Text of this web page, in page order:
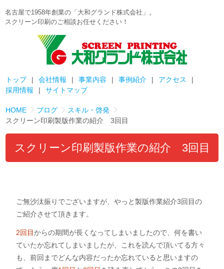
名古屋で1958年創業の「大和グランド株式会社」。
スクリーン印刷のご相談お任せください！
トップ 会社情報 事業内容 事例紹介
アクセス
採用情報
サイトマップ
HOME ブログ
スキル・啓発
スクリーン印刷製版作業の紹介 3回目
スクリーン印刷製版作業の紹介 3回目
ご無沙汰振りでございますが、やっと製版作業紹介3回目の
ご紹介させて頂きます。
2回目からの期間が長くなってしまいましたので、何を書い
ていたか忘れてしまいましたが、これを読んで頂いてる方々
も、前回までどんな内容だったか忘れていると思いますの